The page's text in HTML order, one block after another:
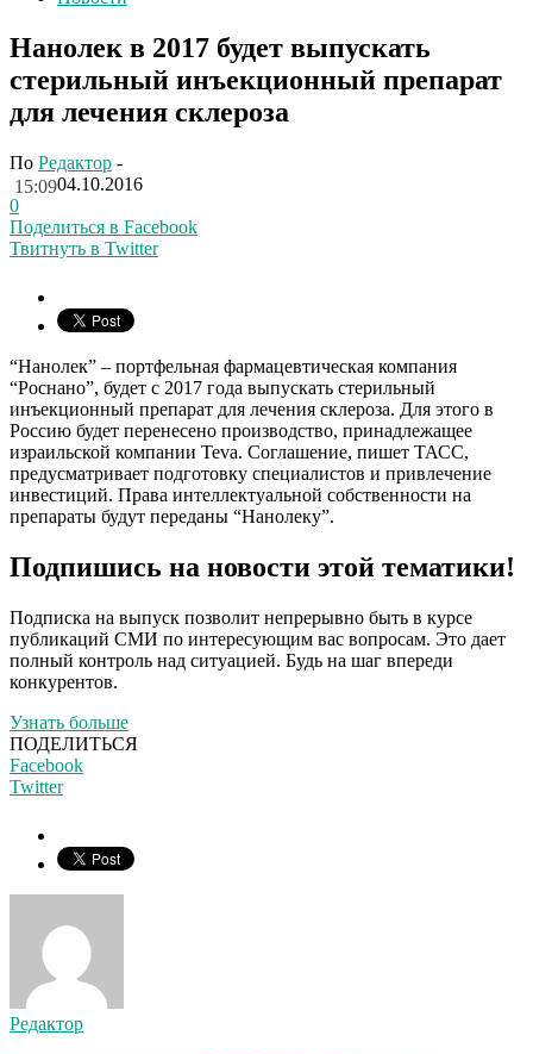
Нанолек в 2017 будет выпускать
стерильный инъекционный препарат
для лечения склероза
По Редактор -
04.10.2016
15:09
0
Поделиться в Facebook
Твитнуть в Twitter
“Нанолек” – портфельная фармацевтическая компания
“Роснано”, будет с 2017 года выпускать стерильный
инъекционный препарат для лечения склероза. Для этого в
Россию будет перенесено производство, принадлежащее
израильской компании Teva. Соглашение, пишет ТАСС,
предусматривает подготовку специалистов и привлечение
инвестиций. Права интеллектуальной собственности на
препараты будут переданы “Нанолеку”.
Подпишись на новости этой тематики!
Подписка на выпуск позволит непрерывно быть в курсе
публикаций СМИ по интересующим вас вопросам. Это дает
полный контроль над ситуацией. Будь на шаг впереди
конкурентов.
Узнать больше
ПОДЕЛИТЬСЯ
Facebook
Twitter
Редактор